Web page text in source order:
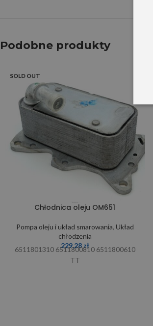
Podobne produkty
SOLD OUT
Chłodnica oleju OM651
Pompa oleju i układ smarowania, Układ
chłodzenia
229,28 zł
6511801310 6511800810 6511800610
TT